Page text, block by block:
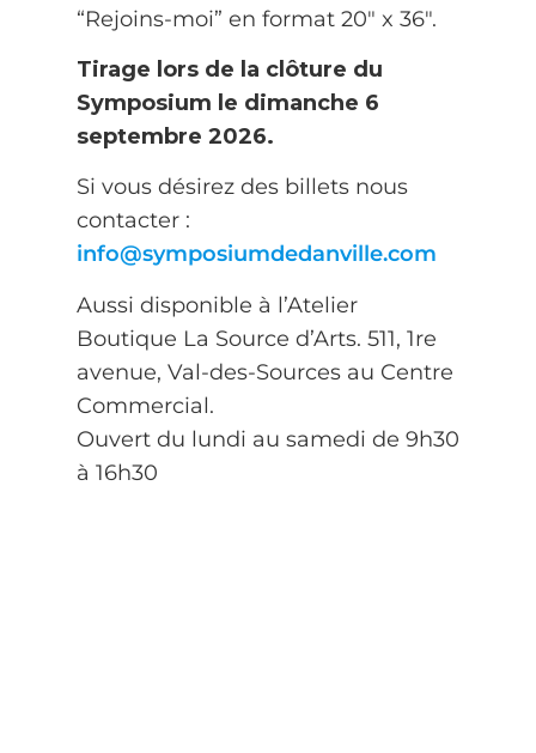
“Rejoins-moi” en format 20″ x 36″.
Tirage lors de la clôture du
Symposium le dimanche 6
septembre 2026.
Si vous désirez des billets nous
contacter :
info@symposiumdedanville.com
Aussi disponible à l’Atelier
Boutique La Source d’Arts. 511, 1re
avenue, Val-des-Sources au Centre
Commercial.
Ouvert du lundi au samedi de 9h30
à 16h30